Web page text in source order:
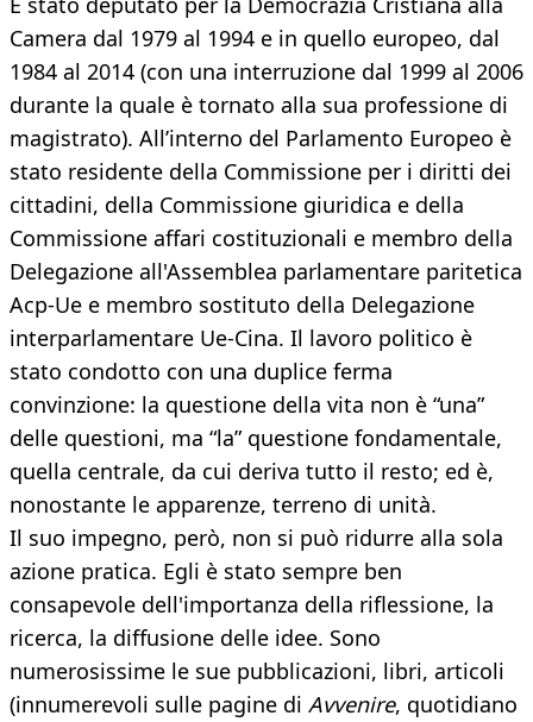
Camera dal 1979 al 1994 e in quello europeo, dal
1984 al 2014 (con una interruzione dal 1999 al 2006
durante la quale è tornato alla sua professione di
magistrato). All’interno del Parlamento Europeo è
stato residente della Commissione per i diritti dei
cittadini, della Commissione giuridica e della
Commissione affari costituzionali e membro della
Delegazione all'Assemblea parlamentare paritetica
Acp-Ue e membro sostituto della Delegazione
interparlamentare Ue-Cina. Il lavoro politico è
stato condotto con una duplice ferma
convinzione: la questione della vita non è “una”
delle questioni, ma “la” questione fondamentale,
quella centrale, da cui deriva tutto il resto; ed è,
nonostante le apparenze, terreno di unità.
Il suo impegno, però, non si può ridurre alla sola
azione pratica. Egli è stato sempre ben
consapevole dell'importanza della riflessione, la
ricerca, la diffusione delle idee. Sono
numerosissime le sue pubblicazioni, libri, articoli
(innumerevoli sulle pagine di Avvenire, quotidiano